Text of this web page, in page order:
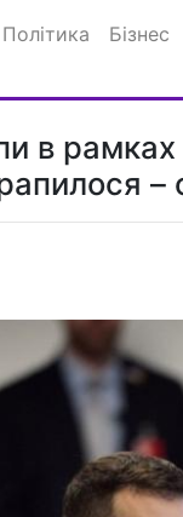
Політика Бізнес
в
–